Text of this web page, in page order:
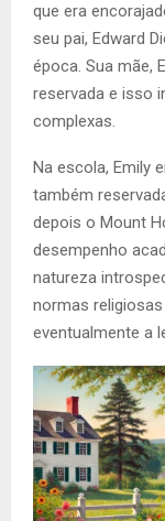
que era
seu pai, Edward
época. Sua mãe,
reservada e isso
complexas.
Na escola, Emily
também
depois o Mount
desempenho
natureza
normas
eventualmente a